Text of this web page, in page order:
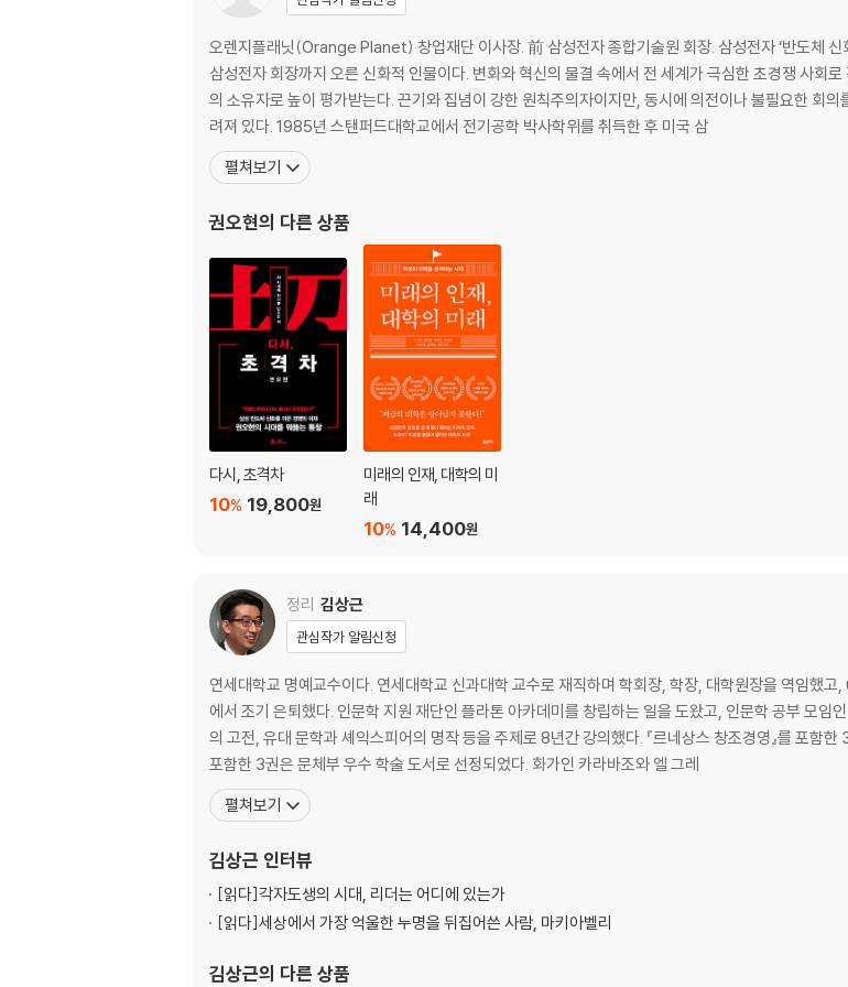
운영 원칙 : 최종 판단의 구심점이 되는 의사 결정 원칙
평가와 보상 : 평가와 보상의 4P 시스템
회의 문화 : 무엇을, 누구를 위한 회의인가?
[格의 발견] 문제 해결의 정석, ‘시프트 프론트’
3장 전략 _생존과 성장
초격차 전략 : 넘볼 수 없는 차이를 만드는 격
혁신 전략 : 개선이 아니라 혁신이다
선택 전략 : 못해서가 아니라 일이 많아서 망한다
적자 사업 전략 : 끝없는 수렁인가, 미래의 황금밭인가
신규 사업 전략 : 능력보다 열정 있는 사람을 투입하라
협상 전략 : 협상은 이성과 감성의 변주곡이다
[格의 발견] 아이폰의 탄생이 가져다준 생각
4장 인재 _원석과 보석
발굴과 양성 : 반드시 피해야 할 사람부터 제거하라
인재 배치 : 인사는 손익이 아니라 생존의 문제다
신입사원과 CEO : 차남을 장남보다 먼저 낳을 수는 없다
대화와 자각 : 소크라테스의 대화법이 필요한 순간
돌파력 : 모든 실패가 성공의 어머니는 아니다
극복과 성장 : 실패 경험이 있는 사람을 채용하라
[格의 발견] 실패와 극복에 관한 나 자신의 이야기
에필로그 | 새 시대의 새 선수들을 기다리며
감사의 글
오렌지플래닛(Orange Planet) 창업재단 이사장. 前 삼성전자 종합기술원 회장. 삼성전자 ‘반도체 신
삼성전자 회장까지 오른 신화적 인물이다. 변화와 혁신의 물결 속에서 전 세계가 극심한 초경쟁 사회
의 소유자로 높이 평가받는다. 끈기와 집념이 강한 원칙주의자이지만, 동시에 의전이나 불필요한 회
려져 있다. 1985년 스탠퍼드대학교에서 전기공학 박사학위를 취득한 후 미국 삼
펼쳐보기
권오현의 다른 상품
다시, 초격차
19,800원
10%
미래의 인재, 대학의 미
래
14,400원
10%
정리 김상근
관심작가 알림신청
연세대학교 명예교수이다. 연세대학교 신과대학 교수로 재직하며 학회장, 학장, 대학원장을 역임했
에서 조기 은퇴했다. 인문학 지원 재단인 플라톤 아카데미를 창립하는 일을 도왔고, 인문학 공부 모임
의 고전, 유대 문학과 셰익스피어의 명작 등을 주제로 8년간 강의했다. 『르네상스 창조경영』를 포함
포함한 3권은 문체부 우수 학술 도서로 선정되었다. 화가인 카라바조와 엘 그레
펼쳐보기
김상근 인터뷰
[읽다]각자도생의 시대, 리더는 어디에 있는가
[읽다]세상에서 가장 억울한 누명을 뒤집어쓴 사람, 마키아벨리
김상근의 다른 상품